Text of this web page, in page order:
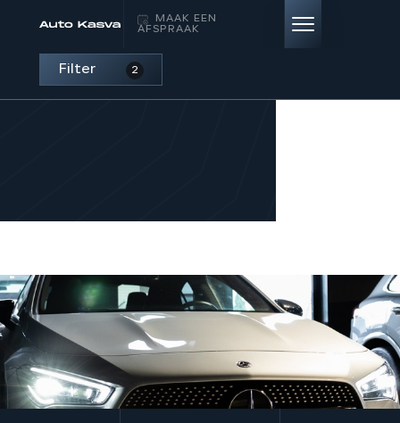
MAAK EEN
AFSPRAAK
HOME
OVER ONS
CONTACT
Filter 2